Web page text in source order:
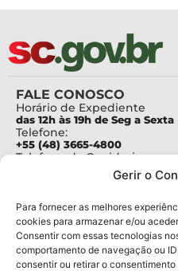
Gerir o
Para fornecer as melhores
cookies para armazenar e/ou
Consentir com essas tecnologias
comportamento de navegação ou
consentir ou retirar o
FALE CONOSCO
Horário de Expediente
das 12h às 19h de Seg a Sexta
Telefone:
+55 (48) 3665-4800
Telefone da Ouvidoria
Para assuntos relacionados
pesquisa@fapesc.sc.gov.br
Para assuntos relacionados
inovacao@fapesc.sc.gov.br
Para assuntos relacionados
bolsas@fapesc.sc.gov.br